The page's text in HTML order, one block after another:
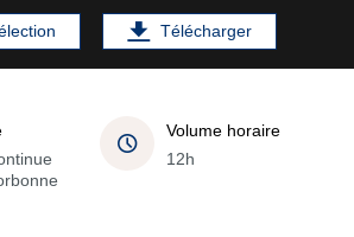
Télécharger
Volume horaire
12h